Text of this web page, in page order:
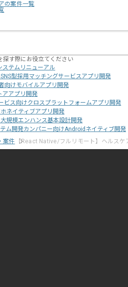
の案件一覧
探す際にお役立てください
ステムリニューアル
型採用マッチングサービスアプリ開発
向けモバイルアプリ開発
アアプリ開発
ビス向けクロスプラットフォームアプリ開発
ネイティブアプリ開発
規模エンハンス基本設計開発
ム開発カンパニー向けAndroidネイティブ開発
案件 【React Native/フルリモート】ヘルス